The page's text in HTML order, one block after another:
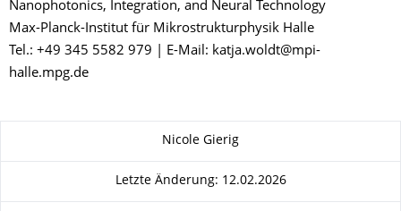
Nanophotonics, Integration, and Neural Technology
Max-Planck-Institut für Mikrostrukturphysik Halle
Tel.: +49 345 5582 979 | E-Mail: katja.woldt@mpi-
halle.mpg.de
Nicole Gierig
Letzte Änderung: 12.02.2026